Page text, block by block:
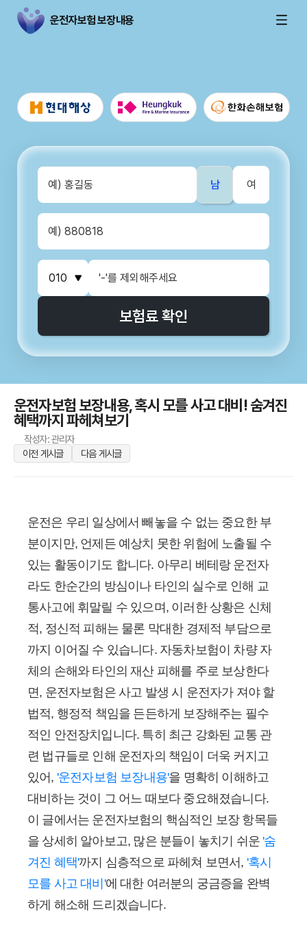
운전자보험 보장내용
남 여
보험료 확인
운전자보험 보장내용, 혹시 모를 사고 대비! 숨겨진
혜택까지 파헤쳐보기
작성자: 관리자
이전 게시글
다음 게시글
운전은 우리 일상에서 빼놓을 수 없는 중요한 부
분이지만, 언제든 예상치 못한 위험에 노출될 수
있는 활동이기도 합니다. 아무리 베테랑 운전자
라도 한순간의 방심이나 타인의 실수로 인해 교
통사고에 휘말릴 수 있으며, 이러한 상황은 신체
적, 정신적 피해는 물론 막대한 경제적 부담으로
까지 이어질 수 있습니다. 자동차보험이 차량 자
체의 손해와 타인의 재산 피해를 주로 보상한다
면, 운전자보험은 사고 발생 시 운전자가 져야 할
법적, 행정적 책임을 든든하게 보장해주는 필수
적인 안전장치입니다. 특히 최근 강화된 교통 관
련 법규들로 인해 운전자의 책임이 더욱 커지고
있어, '운전자보험 보장내용'을 명확히 이해하고
대비하는 것이 그 어느 때보다 중요해졌습니다.
이 글에서는 운전자보험의 핵심적인 보장 항목들
을 상세히 알아보고, 많은 분들이 놓치기 쉬운 '숨
겨진 혜택'까지 심층적으로 파헤쳐 보면서, '혹시
모를 사고 대비'에 대한 여러분의 궁금증을 완벽
하게 해소해 드리겠습니다.